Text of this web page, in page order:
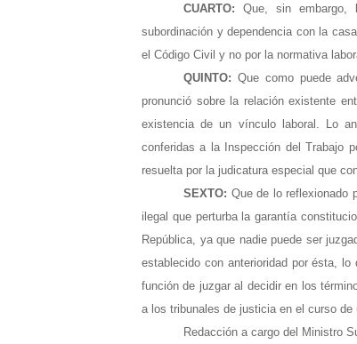
CUARTO:Que, sin embargo,
subordinación y dependencia con la
el Código Civil y no por la normativa
QUINTO: Que como puede
pronunció sobre la relación existente
existencia de un vínculo laboral. Lo
conferidas a la Inspección del Trabajo
resuelta por la judicatura especial que
SEXTO: Que de lo reflexionado
ilegal que perturba la garantía
República, ya que nadie puede ser
establecido con anterioridad por ésta,
función de juzgar al decidir en los
a los tribunales de justicia en el curso de
Redacción a cargo del Ministro